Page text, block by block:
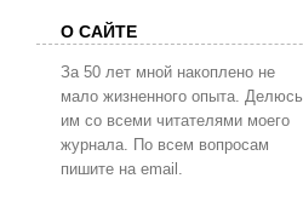
О САЙТЕ
За 50 лет мной накоплено не
мало жизненного опыта. Делюсь
им со всеми читателями моего
журнала. По всем вопросам
пишите на email.